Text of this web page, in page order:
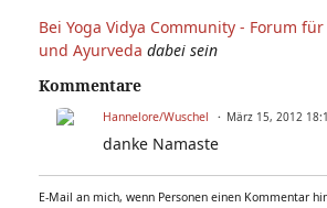
Bei Yoga Vidya Community - Forum
und Ayurveda dabei sein
Kommentare
Hannelore/Wuschel März 15, 2012
danke Namaste
E-Mail an mich, wenn Personen einen Kommentar